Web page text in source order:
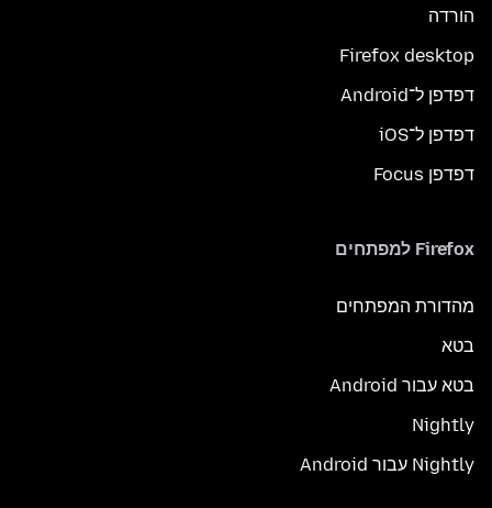
הורדה
Firefox desktop
דפדפן ל־Android
דפדפן ל־iOS
דפדפן Focus
Firefox למפתחים
מהדורת המפתחים
בטא
בטא עבור Android
Nightly
Nightly עבור Android